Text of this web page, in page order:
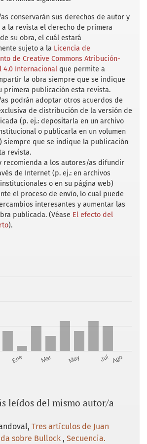
p
conservarán sus derechos de autor y
a la revista el derecho de primera
su obra, el cuál estará
sujeto a la Licencia de
de Creative Commons Atribución-
4.0 Internacional que permite a
la obra siempre que se indique
primera publicación esta revista.
podrán adoptar otros acuerdos de
de distribución de la versión de
(p. ej.: depositarla en un archivo
o publicarla en un volumen
siempre que se indique la publicación
revista.
recomienda a los autores/as difundir
de Internet (p. ej.: en archivos
o en su página web)
el proceso de envío, lo cual puede
interesantes y aumentar las
publicada. (Véase El efecto del
).
leídos del mismo autor/a
Tres artículos de Juan
sobre Bullock , Secuencia.